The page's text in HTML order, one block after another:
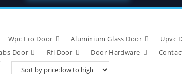
Wpc Eco Door Aluminium Glass Door
Upvc
Door Rfl Door Door Hardware